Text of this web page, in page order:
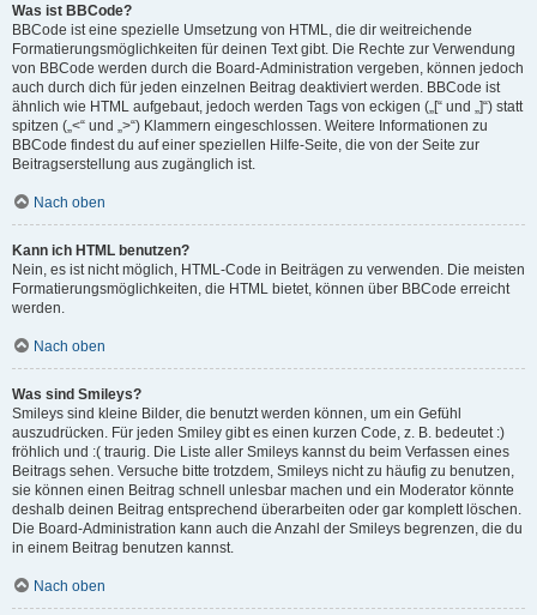
Was ist BBCode?
BBCode ist eine spezielle Umsetzung von HTML, die dir weitreichende
Formatierungsmöglichkeiten für deinen Text gibt. Die Rechte zur Verwendung
von BBCode werden durch die Board-Administration vergeben, können jedoch
auch durch dich für jeden einzelnen Beitrag deaktiviert werden. BBCode ist
ähnlich wie HTML aufgebaut, jedoch werden Tags von eckigen („[“ und „]“) statt
spitzen („<“ und „>“) Klammern eingeschlossen. Weitere Informationen zu
BBCode findest du auf einer speziellen Hilfe-Seite, die von der Seite zur
Beitragserstellung aus zugänglich ist.
Nach oben
Kann ich HTML benutzen?
Nein, es ist nicht möglich, HTML-Code in Beiträgen zu verwenden. Die meisten
Formatierungsmöglichkeiten, die HTML bietet, können über BBCode erreicht
werden.
Nach oben
Was sind Smileys?
Smileys sind kleine Bilder, die benutzt werden können, um ein Gefühl
auszudrücken. Für jeden Smiley gibt es einen kurzen Code, z. B. bedeutet :)
fröhlich und :( traurig. Die Liste aller Smileys kannst du beim Verfassen eines
Beitrags sehen. Versuche bitte trotzdem, Smileys nicht zu häufig zu benutzen,
sie können einen Beitrag schnell unlesbar machen und ein Moderator könnte
deshalb deinen Beitrag entsprechend überarbeiten oder gar komplett löschen.
Die Board-Administration kann auch die Anzahl der Smileys begrenzen, die du
in einem Beitrag benutzen kannst.
Nach oben